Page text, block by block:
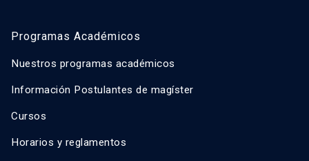
Programas Académicos
Nuestros programas académicos
Información Postulantes de magíster
Cursos
Horarios y reglamentos